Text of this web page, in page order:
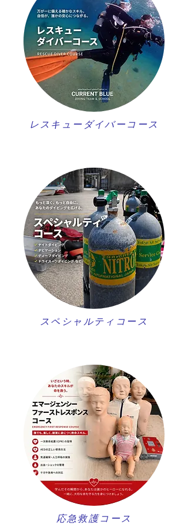
レスキューダイバーコース
スペシャルティコース
​応急救護コース